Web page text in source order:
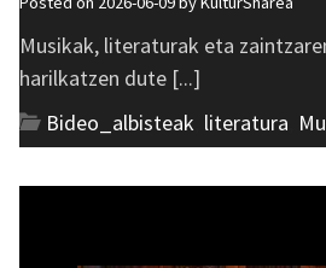
Musikak, literaturak eta
harilkatzen dute [...]
Bideo_albisteak literatura